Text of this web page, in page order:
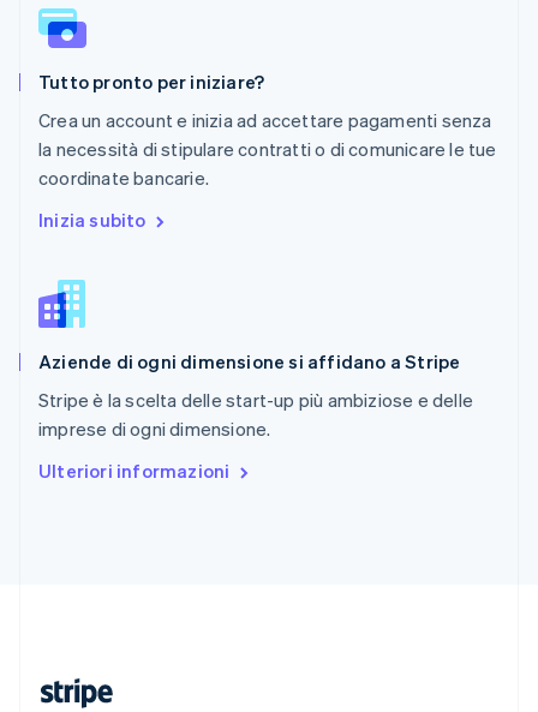
Tutto pronto per iniziare?
Crea un account e inizia ad accettare pagamenti senza
la necessità di stipulare contratti o di comunicare le tue
coordinate bancarie.
Inizia subito
Aziende di ogni dimensione si affidano a Stripe
Stripe è la scelta delle start-up più ambiziose e delle
imprese di ogni dimensione.
Ulteriori informazioni
Portogallo
Português
English简体中文
Regno Unito
Repubblica Ceca
English
Romania
English
Slovacchia
Slovenia
Spagna
Español English
EnglishEspañol简体中文